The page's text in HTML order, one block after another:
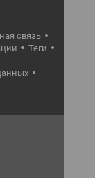
связь
Теги